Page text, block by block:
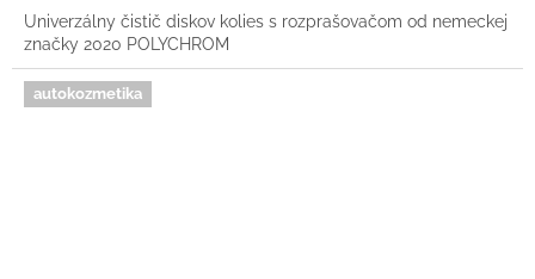
Univerzálny čistič diskov kolies s rozprašovačom od nemeckej
značky 2020 POLYCHROM
autokozmetika